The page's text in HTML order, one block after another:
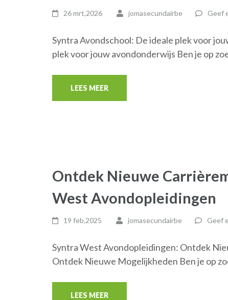
26 mrt,2026 jomasecundairbe Geef
Syntra Avondschool: De ideale plek voor
plek voor jouw avondonderwijs Ben je op
LEES MEER
Ontdek Nieuwe
West Avondopleidingen
19 feb,2025 jomasecundairbe Geef
Syntra West Avondopleidingen: Ontdek
Ontdek Nieuwe Mogelijkheden Ben je op
LEES MEER